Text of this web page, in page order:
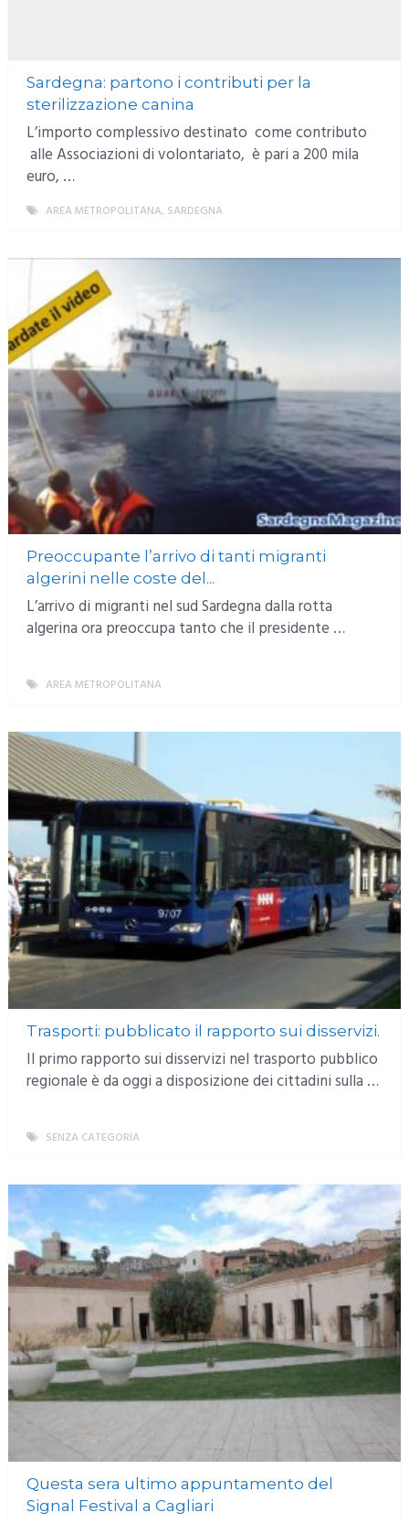
Sardegna: partono i contributi per la
sterilizzazione canina
L’importo complessivo destinato come contributo
alle Associazioni di volontariato, è pari a 200 mila
euro, …
AREA METROPOLITANA, SARDEGNA
Preoccupante l’arrivo di tanti migranti
algerini nelle coste del...
L’arrivo di migranti nel sud Sardegna dalla rotta
algerina ora preoccupa tanto che il presidente …
AREA METROPOLITANA
Trasporti: pubblicato il rapporto sui disservizi.
Il primo rapporto sui disservizi nel trasporto pubblico
regionale è da oggi a disposizione dei cittadini sulla …
SENZA CATEGORIA
Questa sera ultimo appuntamento del
Signal Festival a Cagliari